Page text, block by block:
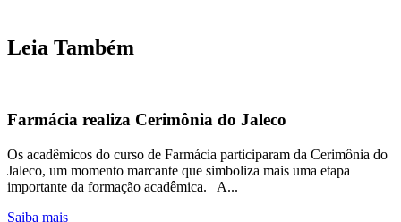
Leia Também
Farmácia realiza Cerimônia do Jaleco
Os acadêmicos do curso de Farmácia participaram da Cerimônia do
Jaleco, um momento marcante que simboliza mais uma etapa
importante da formação acadêmica. A...
Saiba mais